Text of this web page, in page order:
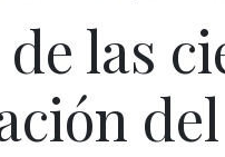
las